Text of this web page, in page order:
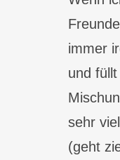
immer
und
sehr
(geht